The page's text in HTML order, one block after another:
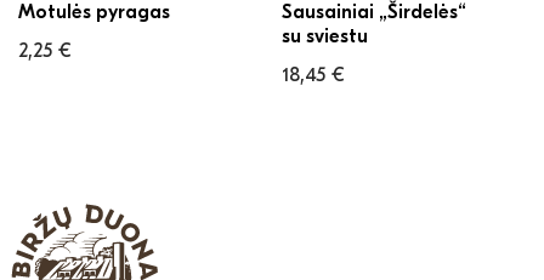
Motulės pyragas
2,25 €
Sausainiai „Širdelės“
su sviestu
18,45 €